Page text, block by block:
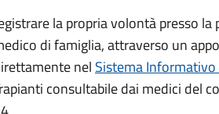
la propria volontà presso
di famiglia, attraverso un
nel Sistema Informativo
consultabile dai medici del